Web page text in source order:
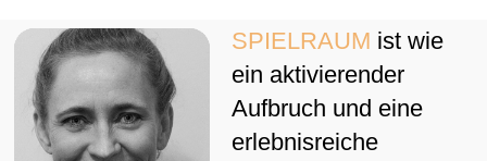
SPIELRAUM ist wie
ein aktivierender
Aufbruch und eine
erlebnisreiche